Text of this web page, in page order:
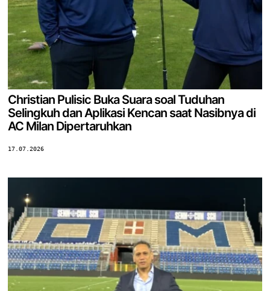
Christian Pulisic Buka Suara soal Tuduhan
Selingkuh dan Aplikasi Kencan saat Nasibnya di
AC Milan Dipertaruhkan
17.07.2026